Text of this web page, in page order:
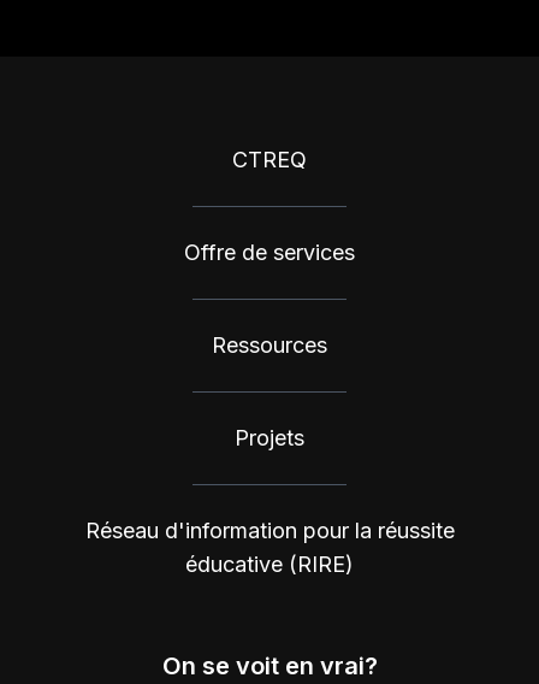
CTREQ
Offre de services
Ressources
Projets
Réseau d'information pour la réussite
éducative (RIRE)
On se voit en vrai?